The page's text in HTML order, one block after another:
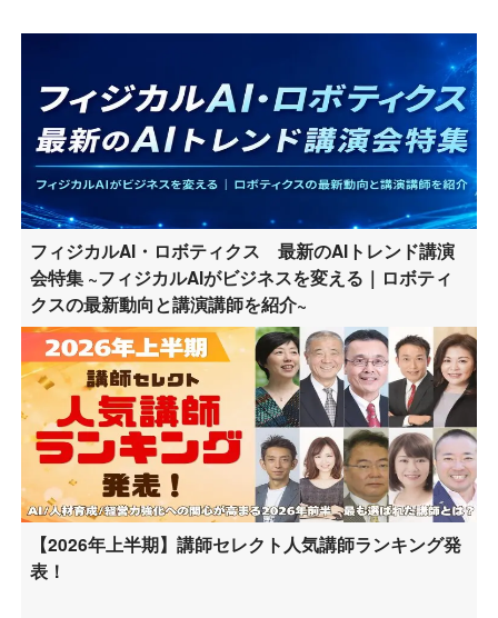
フィジカルAI・ロボティクス 最新のAIトレンド講演
会特集 ~フィジカルAIがビジネスを変える｜ロボティ
クスの最新動向と講演講師を紹介~
【2026年上半期】講師セレクト人気講師ランキング発
表！